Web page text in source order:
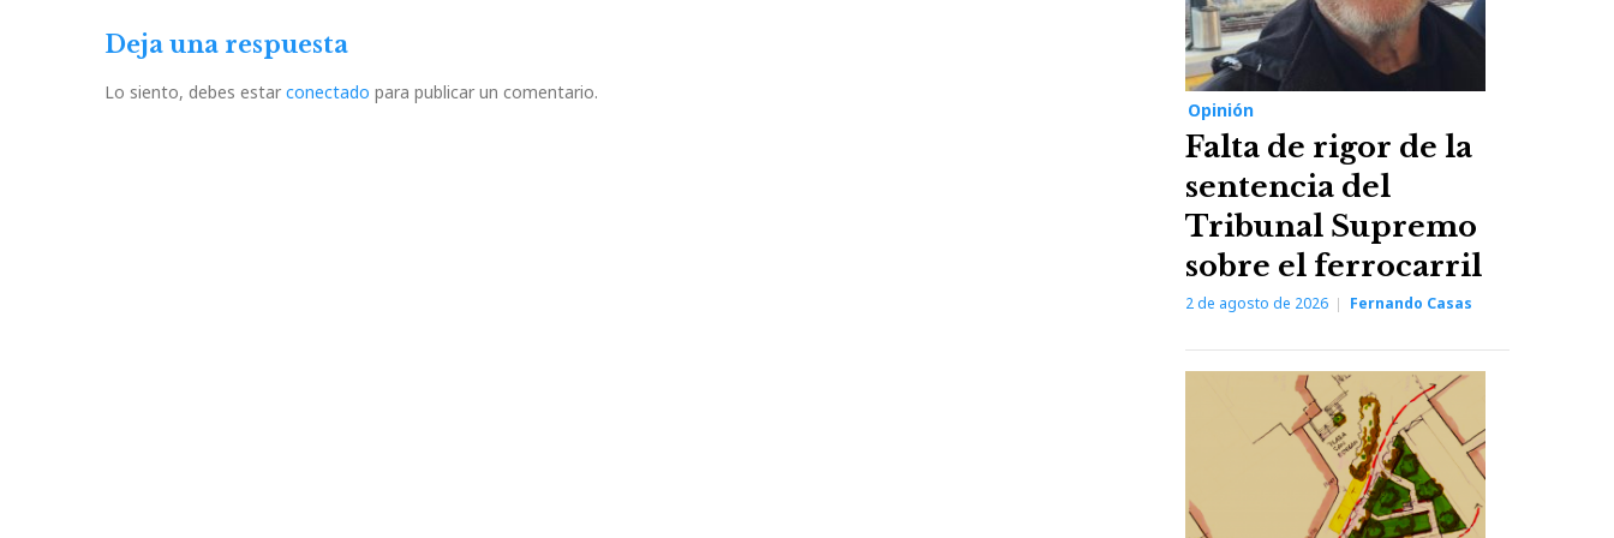
Deja una respuesta
Lo siento, debes estar conectado para publicar un comentario.
Opinión
Falta de rigor de la
sentencia del
Tribunal Supremo
sobre el ferrocarril
2 de agosto de 2026 Fernando Casas